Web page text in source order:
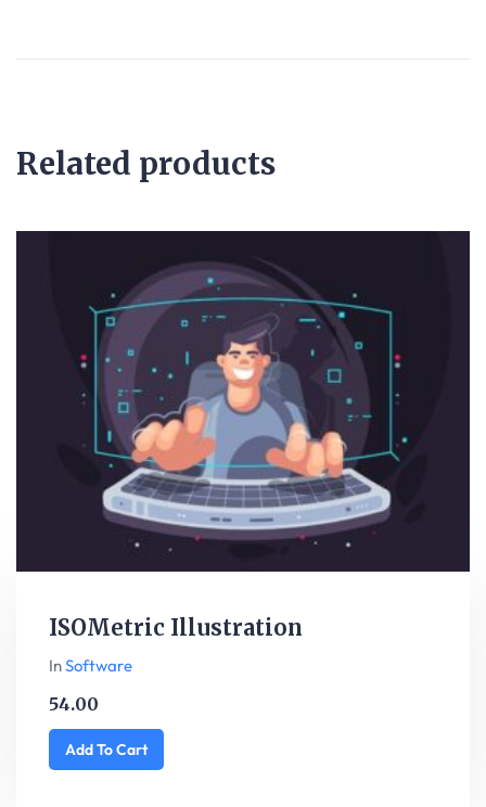
Related products
ISOMetric Illustration
InSoftware
54.00
Add To Cart